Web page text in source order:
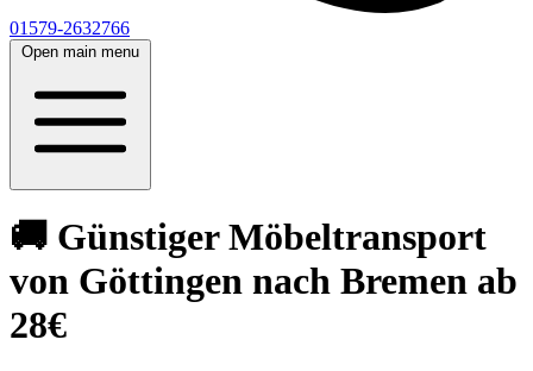
01579-2632766
Open main menu
🚚 Günstiger Möbeltransport
von Göttingen nach Bremen ab
28€